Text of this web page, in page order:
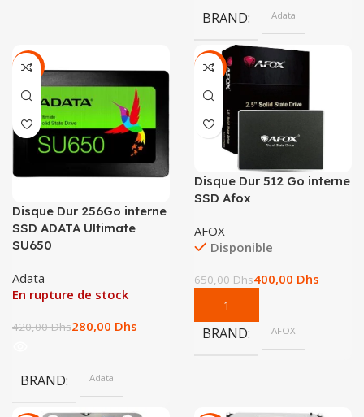
BRAND Adata
-33%
Disque Dur 256Go interne
SSD ADATA Ultimate
SU650
Adata
En rupture de stock
420,00Dhs280,00 Dhs
BRAND Adata
-38%
Disque Dur 512 Go interne
SSD Afox
AFOX
Disponible
650,00Dhs400,00 Dhs
BRAND AFOX